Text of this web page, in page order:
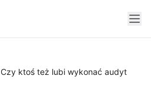
Czy ktoś też lubi wykonać audyt